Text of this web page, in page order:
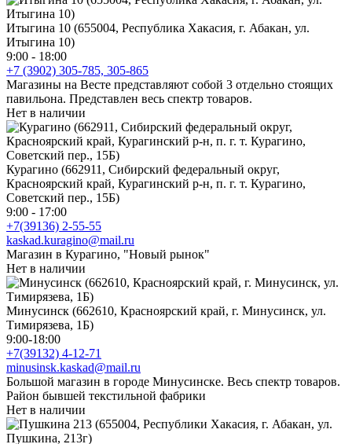
Итыгина 10 (655004, Республика Хакасия, г. Абакан, ул.
Итыгина 10)
9:00 - 18:00
+7 (3902) 305-785, 305-865
Магазины на Весте представляют собой 3 отдельно стоящих
павильона. Представлен весь спектр товаров.
Нет в наличии
Курагино (662911, Сибирский федеральный округ,
Красноярский край, Курагинский р-н, п. г. т. Курагино,
Советский пер., 15Б)
9:00 - 17:00
+7(39136) 2-55-55
kaskad.kuragino@mail.ru
Магазин в Курагино, "Новый рынок"
Нет в наличии
Минусинск (662610, Красноярский край, г. Минусинск, ул.
Тимирязева, 1Б)
9:00-18:00
+7(39132) 4-12-71
minusinsk.kaskad@mail.ru
Большой магазин в городе Минусинске. Весь спектр товаров.
Район бывшей текстильной фабрики
Нет в наличии